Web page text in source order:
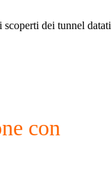
scoperti dei tunnel datati
con